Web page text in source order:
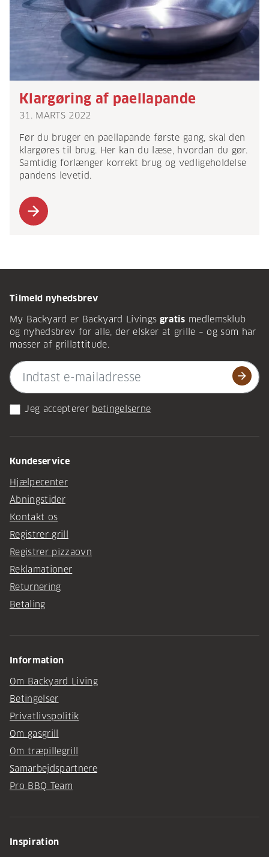
Klargøring af paellapande
31. MARTS 2022
Før du bruger en paellapande første gang, skal den
klargøres til brug. Her kan du læse, hvordan du gør.
Samtidig forlænger korrekt brug og vedligeholdelse
pandens levetid.
arrow_forward
Tilmeld nyhedsbrev
My Backyard er Backyard Livings gratis medlemsklub
og nyhedsbrev for alle, der elsker at grille – og som har
masser af grillattitude.
arrow_forward
Jeg accepterer betingelserne
Kundeservice
Hjælpecenter
Åbningstider
Kontakt os
Registrer grill
Registrer pizzaovn
Reklamationer
Returnering
Betaling
Information
Om Backyard Living
Betingelser
Privatlivspolitik
Om gasgrill
Om træpillegrill
Samarbejdspartnere
Pro BBQ Team
Inspiration